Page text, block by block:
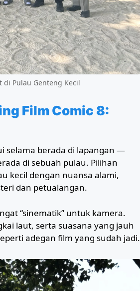
di Pulau Genteng Kecil
Film Comic 8:
selama berada di lapangan —
di sebuah pulau. Pilihan
kecil dengan nuansa alami,
dan petualangan.
“sinematik” untuk kamera.
laut, serta suasana yang jauh
adegan film yang sudah jadi.